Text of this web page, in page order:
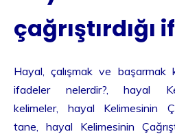
çağrıştırdığı
Hayal, çalışmak ve başarmak
ifadeler nelerdir?, hayal
kelimeler, hayal Kelimesinin
tane, hayal Kelimesinin